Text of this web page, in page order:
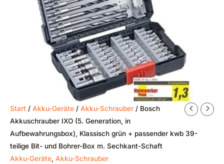
Start / Akku-Geräte / Akku-Schrauber / Bosch
Akkuschrauber IXO (5. Generation, in
Aufbewahrungsbox), Klassisch grün + passender kwb 39-
teilige Bit- und Bohrer-Box m. Sechkant-Schaft
Akku-Geräte, Akku-Schrauber